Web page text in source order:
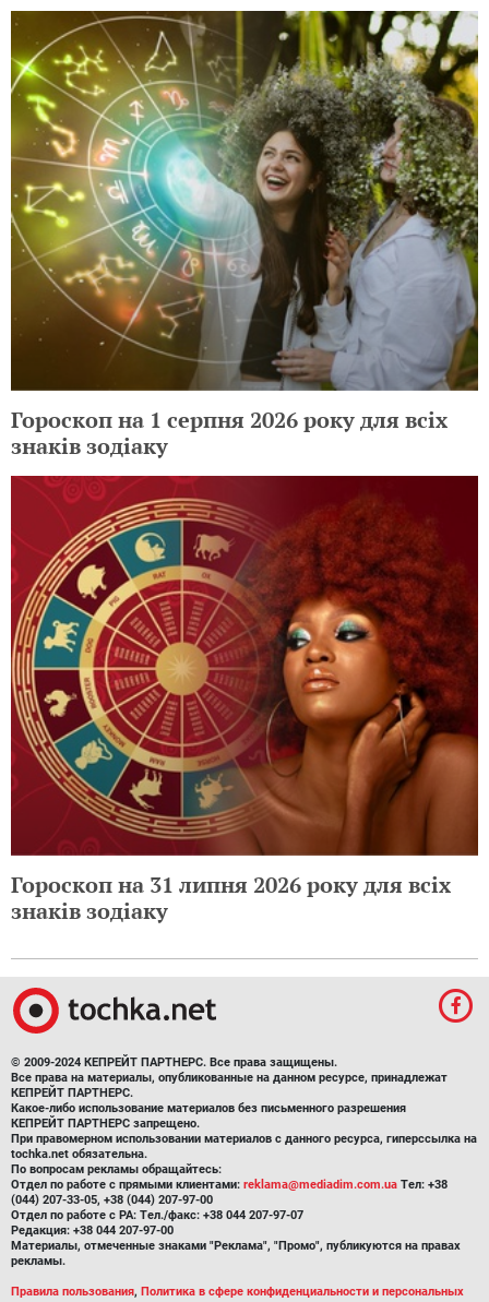
Гороскоп на 1 серпня 2026 року для всіх
знаків зодіаку
Гороскоп на 31 липня 2026 року для всіх
знаків зодіаку
© 2009-2024 КЕПРЕЙТ ПАРТНЕРС. Все права защищены.
Все права на материалы, опубликованные на данном ресурсе, принадлежат
КЕПРЕЙТ ПАРТНЕРС.
Какое-либо использование материалов без письменного разрешения
КЕПРЕЙТ ПАРТНЕРС запрещено.
При правомерном использовании материалов с данного ресурса, гиперссылка на
tochka.net обязательна.
По вопросам рекламы обращайтесь:
Отдел по работе с прямыми клиентами: reklama@mediadim.com.ua Тел: +38
(044) 207-33-05, +38 (044) 207-97-00
Отдел по работе с РА: Тел./факс: +38 044 207-97-07
Редакция: +38 044 207-97-00
Материалы, отмеченные знаками "Реклама", "Промо", публикуются на правах
рекламы.
Правила пользования, Политика в сфере конфиденциальности и персональных